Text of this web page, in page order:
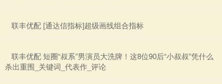
​联丰优配 [通达信指标]超级画线组合指标
​联丰优配 短圈“叔系”男演员大洗牌！这8位90后“小叔叔”凭什么
杀出重围_关键词_代表作_评论